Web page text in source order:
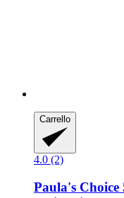
Carrello
4.0 (2)
Paula's Choice